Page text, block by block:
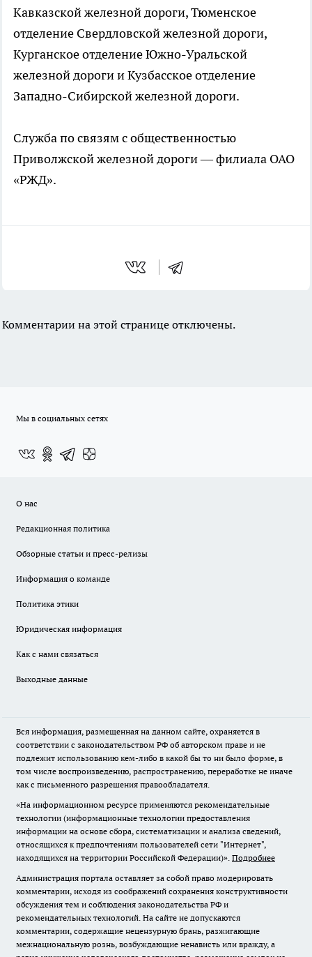
Кавказской железной дороги, Тюменское
отделение Свердловской железной дороги,
Курганское отделение Южно-Уральской
железной дороги и Кузбасское отделение
Западно-Сибирской железной дороги.
Служба по связям с общественностью
Приволжской железной дороги — филиала ОАО
«РЖД».
Комментарии на этой странице отключены.
Мы в социальных сетях
О нас
Редакционная политика
Обзорные статьи и пресс-релизы
Информация о команде
Политика этики
Юридическая информация
Как с нами связаться
Выходные данные
Вся информация, размещенная на данном сайте, охраняется в
соответствии с законодательством РФ об авторском праве и не
подлежит использованию кем-либо в какой бы то ни было форме, в
том числе воспроизведению, распространению, переработке не иначе
как с письменного разрешения правообладателя.
«На информационном ресурсе применяются рекомендательные
технологии (информационные технологии предоставления
информации на основе сбора, систематизации и анализа сведений,
относящихся к предпочтениям пользователей сети "Интернет",
находящихся на территории Российской Федерации)». Подробнее
Администрация портала оставляет за собой право модерировать
комментарии, исходя из соображений сохранения конструктивности
обсуждения тем и соблюдения законодательства РФ и
рекомендательных технологий. На сайте не допускаются
комментарии, содержащие нецензурную брань, разжигающие
межнациональную рознь, возбуждающие ненависть или вражду, а